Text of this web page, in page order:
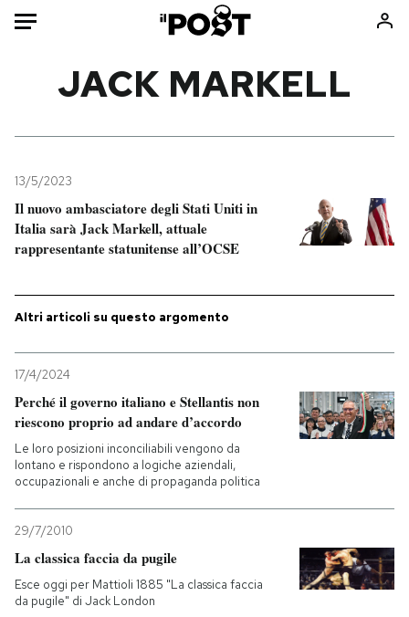
Mondo
Politica
Tecnologia
Internet
Cultura
Consumismi
Ok Boomer!
PODCAST
NEWSLETTER
I MIEI PREFERITI
JACK MARKELL
13/5/2023
Il nuovo ambasciatore degli Stati Uniti in
Italia sarà Jack Markell, attuale
rappresentante statunitense all’OCSE
Altri articoli su questo argomento
17/4/2024
Perché il governo italiano e Stellantis non
riescono proprio ad andare d’accordo
Le loro posizioni inconciliabili vengono da
lontano e rispondono a logiche aziendali,
occupazionali e anche di propaganda politica
29/7/2010
La classica faccia da pugile
Esce oggi per Mattioli 1885 "La classica faccia
da pugile" di Jack London